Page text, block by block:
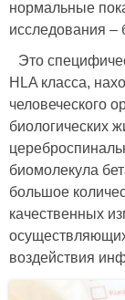
нормальные
исследования –
Это
HLA класса,
человеческого
биологических
биомолекула
большое
качественных
воздействия